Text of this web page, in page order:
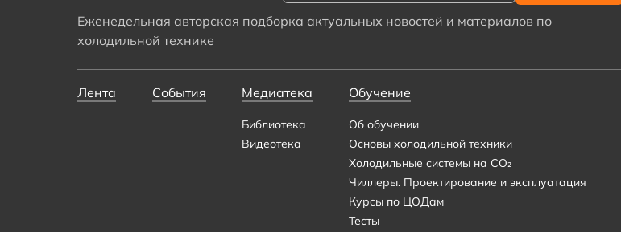
Еженедельная авторская подборка актуальных новостей и материалов по
холодильной технике
Лента События Медиатека
Библиотека
Видеотека
Обучение
Об обучении
Основы холодильной техники
Холодильные системы на CO₂
Чиллеры. Проектирование и эксплуатация
Курсы по ЦОДам
Тесты